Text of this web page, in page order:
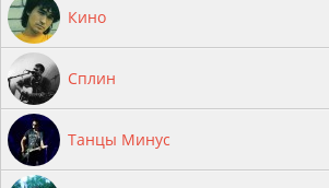
Кино
Сплин
Танцы Минус